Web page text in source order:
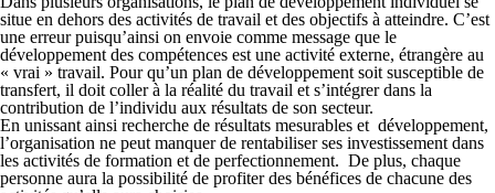
situe en dehors des activités de travail et des objectifs à atteindre. C’est
une erreur puisqu’ainsi on envoie comme message que le
développement des compétences est une activité externe, étrangère au
« vrai » travail. Pour qu’un plan de développement soit susceptible de
transfert, il doit coller à la réalité du travail et s’intégrer dans la
contribution de l’individu aux résultats de son secteur.
En unissant ainsi recherche de résultats mesurables et développement,
l’organisation ne peut manquer de rentabiliser ses investissement dans
les activités de formation et de perfectionnement. De plus, chaque
personne aura la possibilité de profiter des bénéfices de chacune des